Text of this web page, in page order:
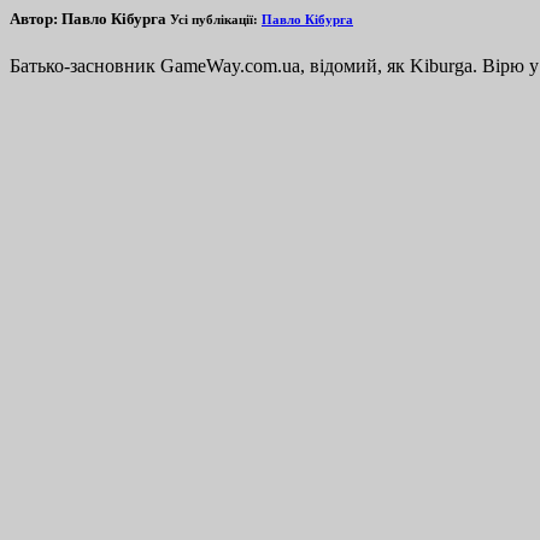
Автор: Павло Кібурга Усі публікації: Павло Кібурга
Батько-засновник GameWay.com.ua, відомий, як Kiburga. Вірю у